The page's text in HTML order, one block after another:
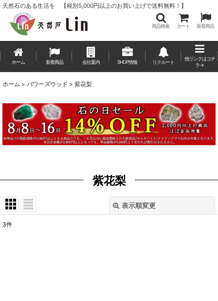
天然石のある生活を 【税別5,000円以上のお買い上げで送料無料！】
商品検索 カート 新着商品
ホーム 新着商品 会社案内 SHOP情報 リクルート
他リンクはコチ
ラ→
ホーム > パワーズウッド > 紫花梨
紫花梨
表示順変更
3件